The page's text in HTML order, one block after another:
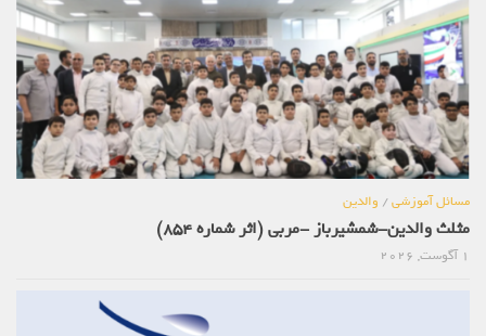
مسائل آموزشی/والدین
مثلث والدین-شمشیرباز -مربی (اثر شماره 854)